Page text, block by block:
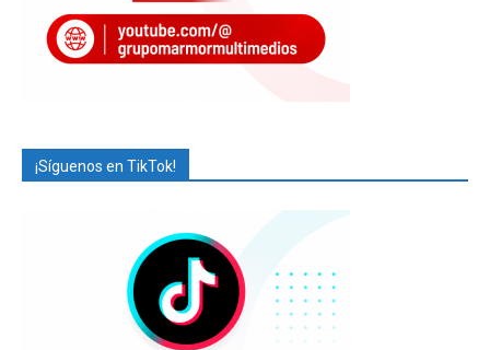
¡Síguenos en TikTok!